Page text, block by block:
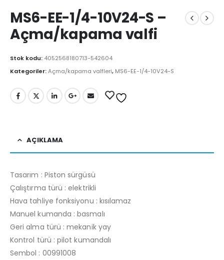
MS6-EE-1/4-10V24-S –
Açma/kapama valfi
Stok kodu: 4052568180713-542604
Kategoriler:Açma/kapama valfleri, MS6-EE-1/4-10V24-S
AÇIKLAMA
Tasarım : Piston sürgüsü
Çalıştırma türü : elektrikli
Hava tahliye fonksiyonu : kısılamaz
Manuel kumanda : basmalı
Geri alma türü : mekanik yay
Kontrol türü : pilot kumandalı
Sembol : 00991008